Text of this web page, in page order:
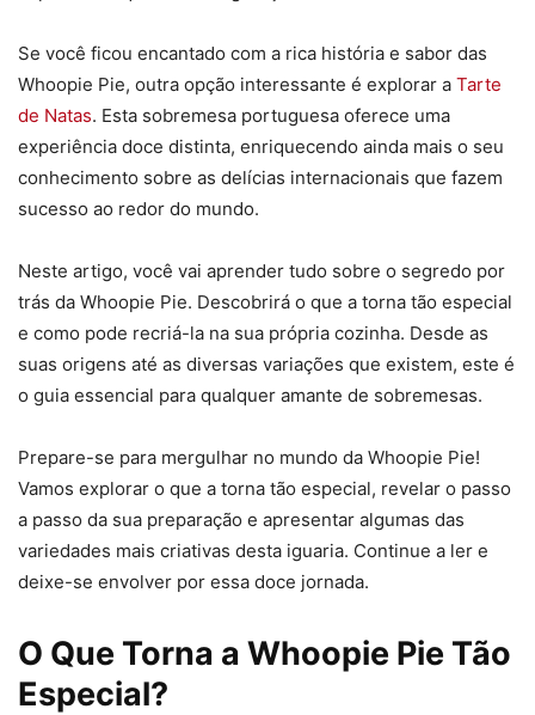
Se você ficou encantado com a rica história e sabor das
Whoopie Pie, outra opção interessante é explorar a Tarte
de Natas. Esta sobremesa portuguesa oferece uma
experiência doce distinta, enriquecendo ainda mais o seu
conhecimento sobre as delícias internacionais que fazem
sucesso ao redor do mundo.
Neste artigo, você vai aprender tudo sobre o segredo por
trás da Whoopie Pie. Descobrirá o que a torna tão especial
e como pode recriá-la na sua própria cozinha. Desde as
suas origens até as diversas variações que existem, este é
o guia essencial para qualquer amante de sobremesas.
Prepare-se para mergulhar no mundo da Whoopie Pie!
Vamos explorar o que a torna tão especial, revelar o passo
a passo da sua preparação e apresentar algumas das
variedades mais criativas desta iguaria. Continue a ler e
deixe-se envolver por essa doce jornada.
O Que Torna a Whoopie Pie Tão
Especial?